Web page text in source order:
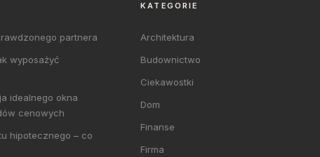
partnera
wyposażyć
idealnego okna
cenowych
hipotecznego – co
KATEGORIE
Architektura
Budownictwo
Ciekawostki
Dom
Finanse
Firma